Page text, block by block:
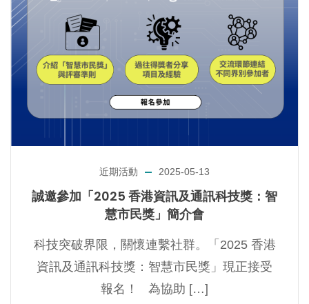
近期活動 2025-05-13
誠邀參加「2025 香港資訊及通訊科技獎：智
慧市民獎」簡介會
科技突破界限，關懷連繫社群。「2025 香港
資訊及通訊科技獎：智慧市民獎」現正接受
報名！ 為協助 […]